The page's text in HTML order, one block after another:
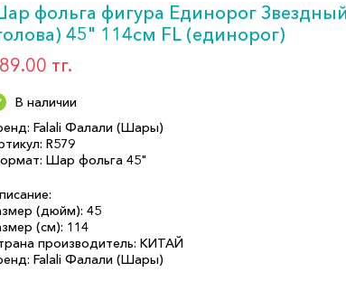
фольга фигура Единорог Звездный
45" 114см FL (единорог)
тг.
В наличии
Falali Фалали (Шары)
R579
Шар фольга 45"
(дюйм): 45
(см): 114
производитель: КИТАЙ
Falali Фалали (Шары)